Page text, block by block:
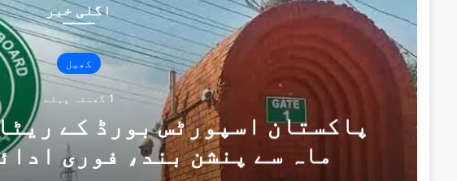
اگلی خبر
کھیل
1 گھنٹہ پہلے
پاکستان اسپورٹس بورڈ کے
ماہ سے پنشن بند، فوری